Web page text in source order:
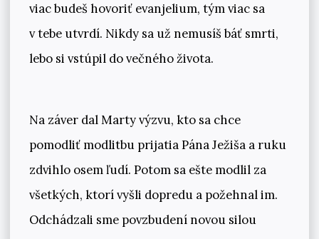
viac budeš hovoriť evanjelium, tým viac sa
v tebe utvrdí. Nikdy sa už nemusíš báť smrti,
lebo si vstúpil do večného života.
Na záver dal Marty výzvu, kto sa chce
pomodliť modlitbu prijatia Pána Ježiša a ruku
zdvihlo osem ľudí. Potom sa ešte modlil za
všetkých, ktorí vyšli dopredu a požehnal im.
Odchádzali sme povzbudení novou silou